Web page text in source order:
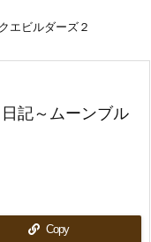

エビルダーズ２
記～ムーンブル
Copy